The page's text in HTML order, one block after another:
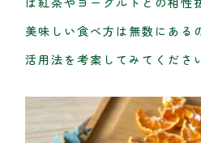
美味しい食べ方は無数にある
活用法を考案してみてくださ